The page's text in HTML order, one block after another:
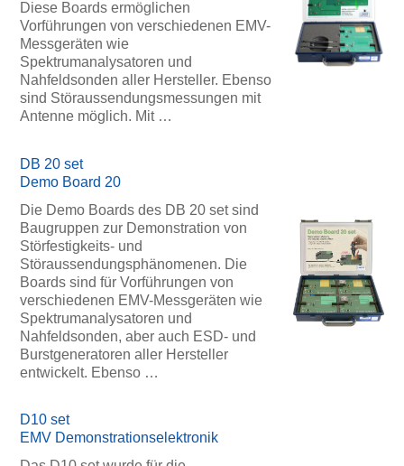
Diese Boards ermöglichen
Vorführungen von verschiedenen EMV-
Messgeräten wie
Spektrumanalysatoren und
Nahfeldsonden aller Hersteller. Ebenso
sind Störaussendungsmessungen mit
Antenne möglich. Mit …
DB 20 set
Demo Board 20
Die Demo Boards des DB 20 set sind
Baugruppen zur Demonstration von
Störfestigkeits- und
Störaussendungsphänomenen. Die
Boards sind für Vorführungen von
verschiedenen EMV-Messgeräten wie
Spektrumanalysatoren und
Nahfeldsonden, aber auch ESD- und
Burstgeneratoren aller Hersteller
entwickelt. Ebenso …
D10 set
EMV Demonstrationselektronik